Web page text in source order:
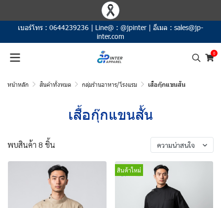
เบอร์โทร : 0644239236 | Line@ : @jpinter | อีเมล : sales@jp-
inter.com
0
หน้าหลัก สินค้าทั้งหมด กลุ่มร้านอาหาร/โรงแรม เสื้อกุ๊กแขนสั้น
เสื้อกุ๊กแขนสั้น
พบสินค้า 8 ชิ้น ความน่าสนใจ
สินค้าใหม่